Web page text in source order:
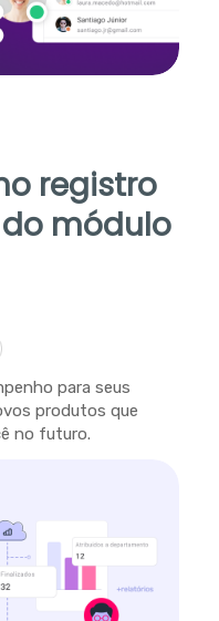
registro
módulo
para seus
produtos que
no futuro.